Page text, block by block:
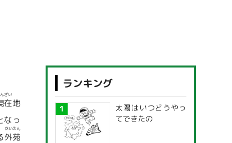
在
ざい
地
なっ
外苑
がいえん
ランキング
太陽はいつどうやっ
てできたの